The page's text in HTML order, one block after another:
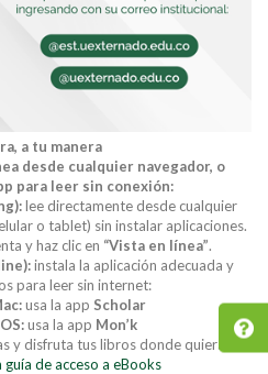
a tu manera
desde cualquier navegador, o
para leer sin conexión:
lee directamente desde cualquier
o tablet) sin instalar aplicaciones.
y haz clic en “Vista en línea”.
instala la aplicación adecuada y
para leer sin internet:
usa la app Scholar
usa la app Mon’k
y disfruta tus libros donde quieras.
de acceso a eBooks